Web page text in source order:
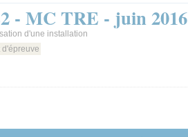
- MC TRE - juin 2016
d'une installation
d'épreuve